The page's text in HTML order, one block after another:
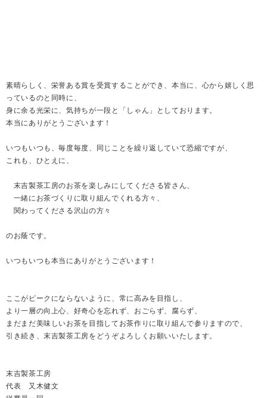
素晴らしく、栄誉ある賞を受賞することができ、本当に、心から嬉しく思
っているのと同時に、
身に余る光栄に、気持ちが一段と「しゃん」としております。
本当にありがとうございます！
いつもいつも、毎度毎度、同じことを繰り返していて恐縮ですが、
これも、ひとえに、
末吉製茶工房のお茶を楽しみにしてくださる皆さん、
一緒にお茶づくりに取り組んでくれる方々、
関わってくださる沢山の方々
のお蔭です。
いつもいつも本当にありがとうございます！
ここがピークにならないように、常に高みを目指し、
より一層の向上心、好奇心を忘れず、おごらず、腐らず、
まだまだ美味しいお茶を目指してお茶作りに取り組んで参りますので、
引き続き、末吉製茶工房をどうぞよろしくお願いいたします。
末吉製茶工房
代表 又木健文